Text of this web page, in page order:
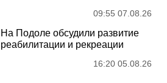
09:55 07.08.26
На Подоле обсудили развитие
реабилитации и рекреации
16:20 05.08.26